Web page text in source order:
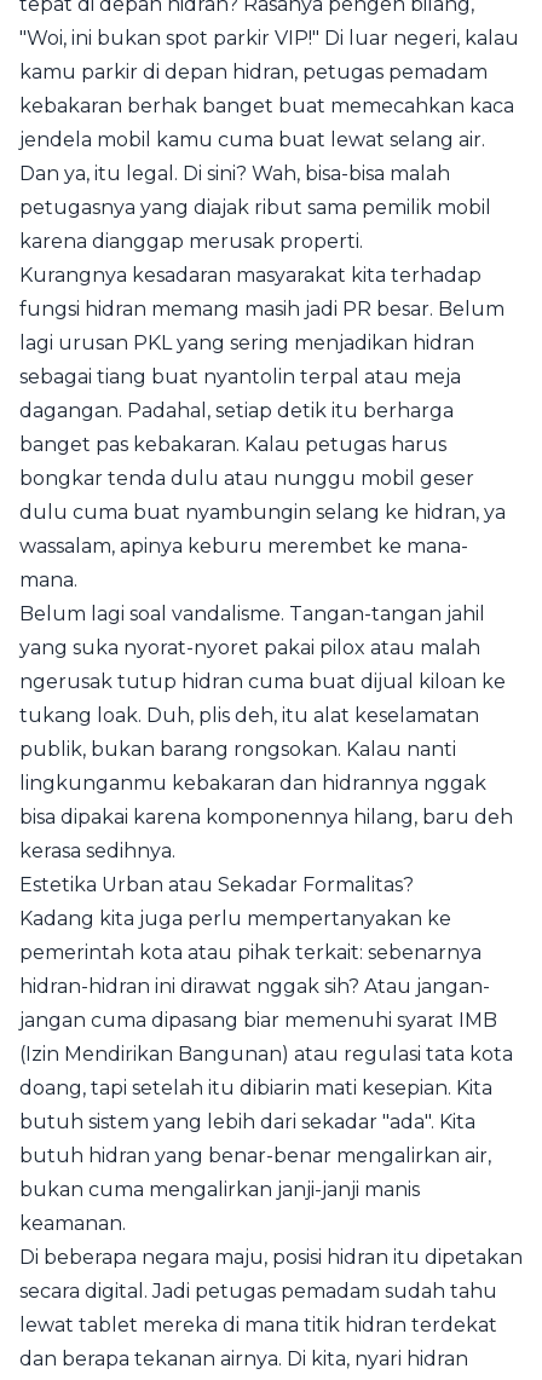
"Woi, ini bukan spot parkir VIP!" Di luar negeri, kalau
kamu parkir di depan hidran, petugas pemadam
kebakaran berhak banget buat memecahkan kaca
jendela mobil kamu cuma buat lewat selang air.
Dan ya, itu legal. Di sini? Wah, bisa-bisa malah
petugasnya yang diajak ribut sama pemilik mobil
karena dianggap merusak properti.
Kurangnya kesadaran masyarakat kita terhadap
fungsi hidran memang masih jadi PR besar. Belum
lagi urusan PKL yang sering menjadikan hidran
sebagai tiang buat nyantolin terpal atau meja
dagangan. Padahal, setiap detik itu berharga
banget pas kebakaran. Kalau petugas harus
bongkar tenda dulu atau nunggu mobil geser
dulu cuma buat nyambungin selang ke hidran, ya
wassalam, apinya keburu merembet ke mana-
mana.
Belum lagi soal vandalisme. Tangan-tangan jahil
yang suka nyorat-nyoret pakai pilox atau malah
ngerusak tutup hidran cuma buat dijual kiloan ke
tukang loak. Duh, plis deh, itu alat keselamatan
publik, bukan barang rongsokan. Kalau nanti
lingkunganmu kebakaran dan hidrannya nggak
bisa dipakai karena komponennya hilang, baru deh
kerasa sedihnya.
Estetika Urban atau Sekadar Formalitas?
Kadang kita juga perlu mempertanyakan ke
pemerintah kota atau pihak terkait: sebenarnya
hidran-hidran ini dirawat nggak sih? Atau jangan-
jangan cuma dipasang biar memenuhi syarat IMB
(Izin Mendirikan Bangunan) atau regulasi tata kota
doang, tapi setelah itu dibiarin mati kesepian. Kita
butuh sistem yang lebih dari sekadar "ada". Kita
butuh hidran yang benar-benar mengalirkan air,
bukan cuma mengalirkan janji-janji manis
keamanan.
Di beberapa negara maju, posisi hidran itu dipetakan
secara digital. Jadi petugas pemadam sudah tahu
lewat tablet mereka di mana titik hidran terdekat
dan berapa tekanan airnya. Di kita, nyari hidran